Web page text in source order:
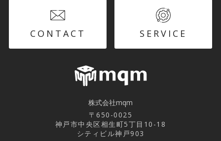
CONTACT SERVICE
株式会社mqm
〒650-0025
神戸市中央区相生町5丁目10-18
シティビル神戸903